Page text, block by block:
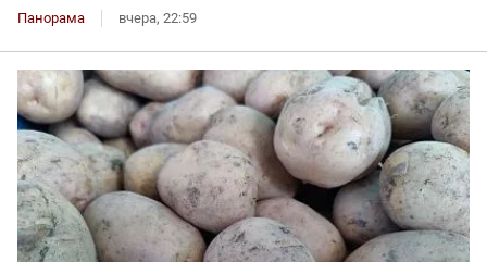
Панорама вчера, 22:59